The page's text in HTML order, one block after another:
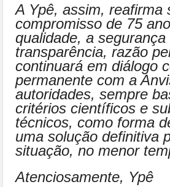
A Ypê, assim, reafirma
compromisso de 75
qualidade, a segurança
transparência, razão
continuará em diálogo
permanente com a
autoridades, sempre
critérios científicos e
técnicos, como forma
uma solução definitiva
situação, no menor
Atenciosamente, Ypê